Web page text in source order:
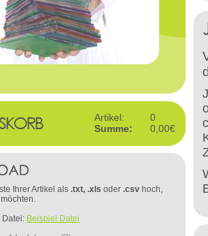
Artikel:
0
Summe:
0,00€
Ihrer Artikel als .txt, .xls oder .csv hoch,
Datei: Beispiel Datei